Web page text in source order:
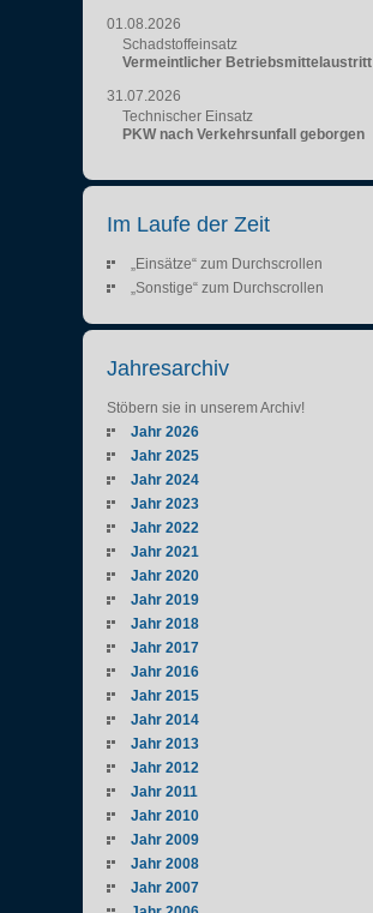
01.08.2026
Schadstoffeinsatz
Vermeintlicher Betriebsmittelaustritt
31.07.2026
Technischer Einsatz
PKW nach Verkehrsunfall geborgen
Im Laufe der Zeit
„Einsätze“ zum Durchscrollen
„Sonstige“ zum Durchscrollen
Jahresarchiv
Stöbern sie in unserem Archiv!
Jahr 2026
Jahr 2025
Jahr 2024
Jahr 2023
Jahr 2022
Jahr 2021
Jahr 2020
Jahr 2019
Jahr 2018
Jahr 2017
Jahr 2016
Jahr 2015
Jahr 2014
Jahr 2013
Jahr 2012
Jahr 2011
Jahr 2010
Jahr 2009
Jahr 2008
Jahr 2007